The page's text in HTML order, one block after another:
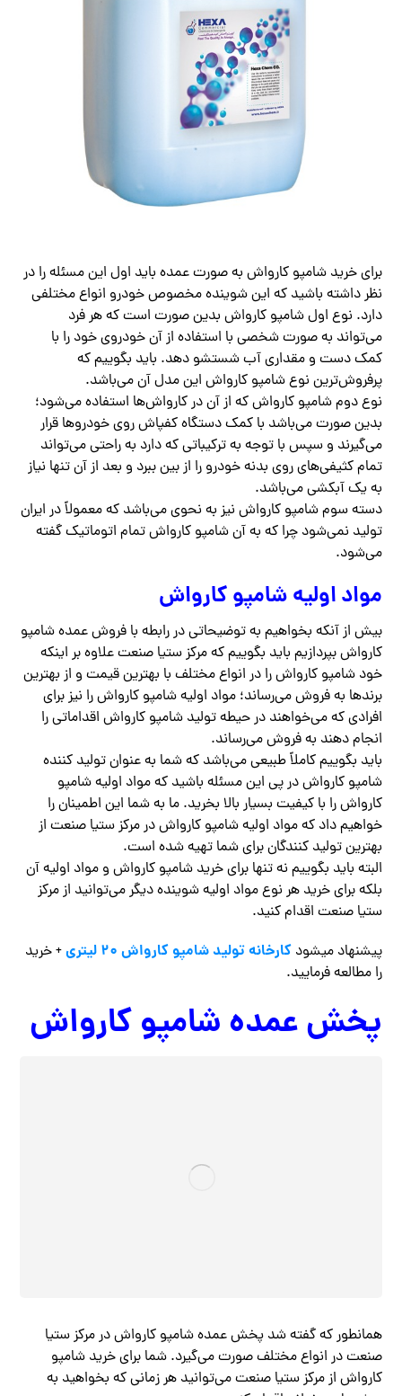
برای خرید شامپو کارواش به صورت عمده باید اول این مسئله را در
نظر داشته باشید که این شوینده مخصوص خودرو انواع مختلفی
دارد. نوع اول شامپو کارواش بدین صورت است که هر فرد
می‌تواند به صورت شخصی با استفاده از آن خودروی خود را با
کمک دست و مقداری آب شستشو دهد. باید بگوییم که
پرفروش‌ترین نوع شامپو کارواش این مدل آن می‌باشد.
نوع دوم شامپو کارواش که از آن در کارواش‌ها استفاده می‌شود؛
بدین صورت می‌باشد با کمک دستگاه کفپاش روی خودروها قرار
می‌گیرند و سپس با توجه به ترکیباتی که دارد به راحتی می‌تواند
تمام کثیفی‌های روی بدنه خودرو را از بین ببرد و بعد از آن تنها نیاز
به یک آبکشی می‌باشد.
دسته سوم شامپو کارواش نیز به نحوی می‌باشد که معمولاً در ایران
تولید نمی‌شود چرا که به آن شامپو کارواش تمام اتوماتیک گفته
می‌شود.
مواد اولیه شامپو کارواش
بیش از آنکه بخواهیم به توضیحاتی در رابطه با فروش عمده شامپو
کارواش بپردازیم باید بگوییم که مرکز ستیا صنعت علاوه بر اینکه
خود شامپو کارواش را در انواع مختلف با بهترین قیمت و از بهترین
برندها به فروش می‌رساند؛ مواد اولیه شامپو کارواش را نیز برای
افرادی که می‌خواهند در حیطه تولید شامپو کارواش اقداماتی را
انجام دهند به فروش می‌رساند.
باید بگوییم کاملاً طبیعی می‌باشد که شما به عنوان تولید کننده
شامپو کارواش در پی این مسئله باشید که مواد اولیه شامپو
کارواش را با کیفیت بسیار بالا بخرید. ما به شما این اطمینان را
خواهیم داد که مواد اولیه شامپو کارواش در مرکز ستیا صنعت از
بهترین تولید کنندگان برای شما تهیه شده است.
البته باید بگوییم نه تنها برای خرید شامپو کارواش و مواد اولیه آن
بلکه برای خرید هر نوع مواد اولیه شوینده دیگر می‌توانید از مرکز
ستیا صنعت اقدام کنید.
پیشنهاد میشود کارخانه تولید شامپو کارواش 20 لیتری
+ خرید
را مطالعه فرمایید.
پخش عمده شامپو کارواش
همانطور که گفته شد پخش عمده شامپو کارواش در مرکز ستیا
صنعت در انواع مختلف صورت می‌گیرد. شما برای خرید شامپو
کارواش از مرکز ستیا صنعت می‌توانید هر زمانی که بخواهید به